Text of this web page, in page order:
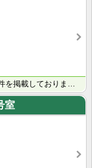
当社ホームページには当社で取り扱っている物件を掲載しております。 現在の募集状況に関しては、スタッフ･･･
室